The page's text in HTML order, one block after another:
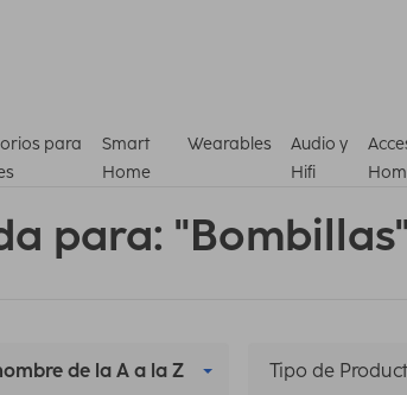
para
Smart
Home
Wearables
Audio y
Hifi
para:
de la A a la Z Tipo de